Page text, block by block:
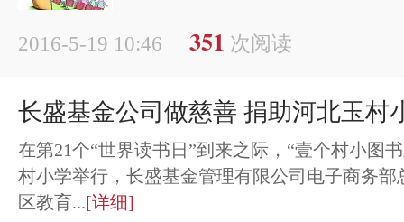
2016-5-19 10:46 351 次阅读
长盛基金公司做慈善 捐助河北玉村
在第21个“世界读书日”到来之际，“壹个村小图
村小学举行，长盛基金管理有限公司电子商务
区教育...[详细]